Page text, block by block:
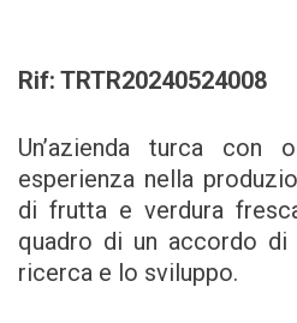
Rif: TRTR20240524008
Un’azienda turca con
esperienza nella
di frutta e verdura
quadro di un accordo
ricerca e lo sviluppo.